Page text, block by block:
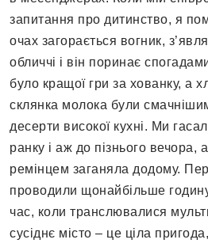
запитання про дитинство, я
очах загорається вогник,
обличчі і він поринає
було кращої гри за хованку, а
склянка молока були
десерти високої кухні. Ми
ранку і аж до пізнього
ремінцем заганяла додому.
проводили щонайбільше
час, коли транслювалися
сусіднє місто – це ціла